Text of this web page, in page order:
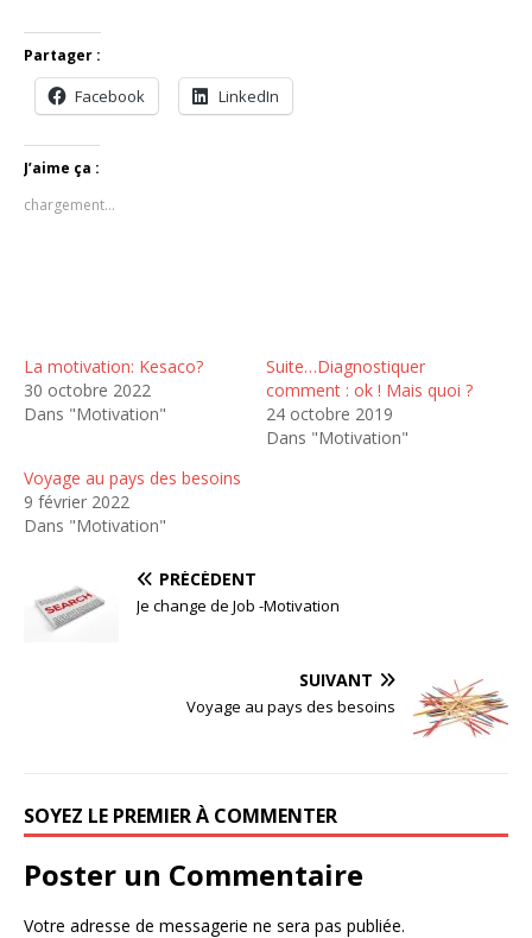
Partager :
Facebook LinkedIn
J’aime ça :
chargement…
La motivation: Kesaco?
30 octobre 2022
Dans "Motivation"
Suite…Diagnostiquer
comment : ok ! Mais quoi ?
24 octobre 2019
Dans "Motivation"
Voyage au pays des besoins
9 février 2022
Dans "Motivation"
PRÉCÉDENT
Je change de Job -Motivation
SUIVANT
Voyage au pays des besoins
SOYEZ LE PREMIER À COMMENTER
Poster un Commentaire
Votre adresse de messagerie ne sera pas publiée.